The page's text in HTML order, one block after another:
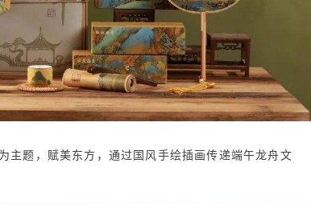
主题，赋美东方，通过国风手绘插画传递端午龙舟文